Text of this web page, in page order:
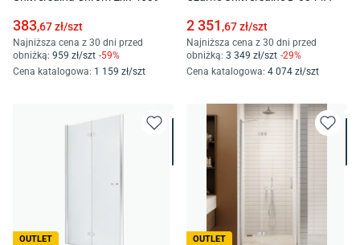
383,67zł/szt
Najniższa cena z 30 dni przed
obniżką: 959 zł/szt -59%
Cena katalogowa: 1 159 zł/szt
2 351 ,67zł/szt
Najniższa cena z 30 dni przed
obniżką: 3 349 zł/szt -29%
Cena katalogowa: 4 074 zł/szt
OUTLET OUTLET